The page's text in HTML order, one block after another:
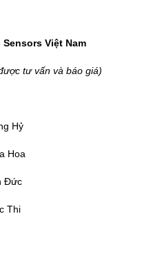
Việt Nam
tư vấn và báo giá)
Hỷ
Hoa
Đức
Thi